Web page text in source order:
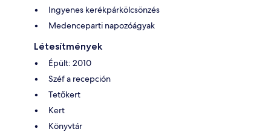
Ingyenes kerékpárkölcsönzés
Medenceparti napozóágyak
Létesítmények
Épült: 2010
Széf a recepción
Tetőkert
Kert
Könyvtár